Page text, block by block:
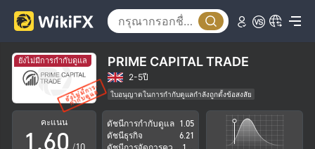
ยังไม่มีการกำกับดูแล PRIME CAPITAL TRADE
2-5ปี
ใบอนุญาตในการกำกับดูแลกำลังถูกตั้งข้อสงสัย
กลุ่มธุรกิจที่ต้องสงสัย
ระวังความเสี่ยงอันตรายที่อาจจะซ่อนอยู่
คะแนน
0
1.
2
3
4
5
60
ดัชนีการกำกับดูแล 1.05
ดัชนีธุรกิจ
6.21